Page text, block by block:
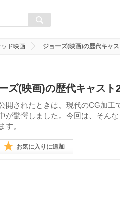
ド映画 ジョーズ(映画)の歴代キャ
ズ(映画)の歴代キャス
開されたときは、現代のCG加
が驚愕しました。今回は、そん
す。
お気に入りに追加